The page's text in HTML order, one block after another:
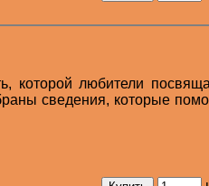
которой любители
сведения, которые